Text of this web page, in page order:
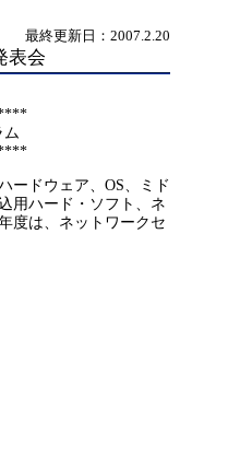
最終更新日：2007.2.20
表会
ム
ードウェア、OS、ミド
用ハード・ソフト、ネ
度は、ネットワークセ